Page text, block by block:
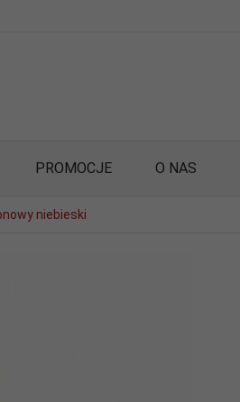
PROMOCJE O NAS
niebieski